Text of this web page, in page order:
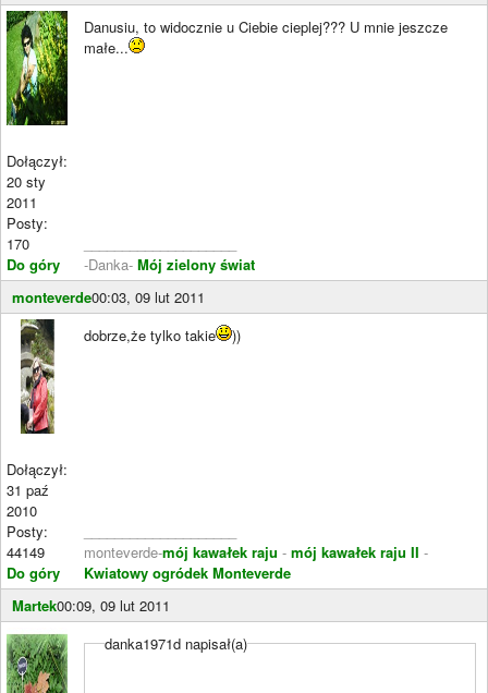
Dołączył:
20 sty
2011
Posty:
170
Do góry
Danusiu, to widocznie u Ciebie cieplej??? U mnie jeszcze
małe...
-Danka- Mój zielony świat
monteverde00:03, 09 lut 2011
Dołączył:
31 paź
2010
Posty:
44149
Do góry
dobrze,że tylko takie ))
monteverde-mój kawałek raju - mój kawałek raju II -
Kwiatowy ogródek Monteverde
Martek00:09, 09 lut 2011
danka1971d napisał(a)